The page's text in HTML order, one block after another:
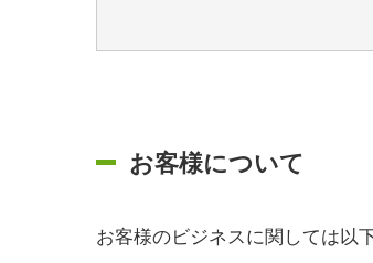
お客様について
お客様のビジネスに関しては以